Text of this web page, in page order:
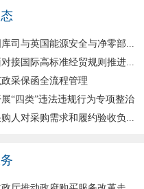
司与英国能源安全与净零部...
接国际高标准经贸规则推进...
采保函全流程管理
“四类”违法违规行为专项整治
人对采购需求和履约验收负...